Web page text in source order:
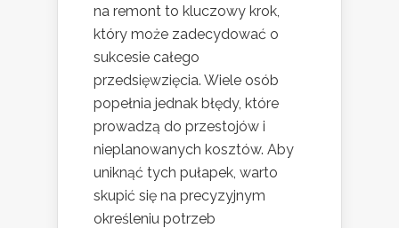
na remont to kluczowy krok,
który może zadecydować o
sukcesie całego
przedsięwzięcia. Wiele osób
popełnia jednak błędy, które
prowadzą do przestojów i
nieplanowanych kosztów. Aby
uniknąć tych pułapek, warto
skupić się na precyzyjnym
określeniu potrzeb